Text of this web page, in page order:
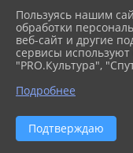
Пользуясь нашим
обработки
веб-сайт и другие
сервисы используют
"PRO.Культура",
Подробнее
Подтверждаю